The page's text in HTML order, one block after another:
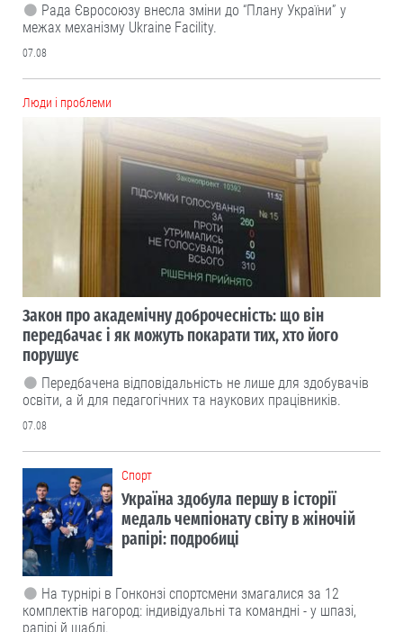
Рада Євросоюзу внесла зміни до “Плану України” у
межах механізму Ukraine Facility.
07.08
Люди і проблеми
Закон про академічну доброчесність: що він
передбачає і як можуть покарати тих, хто його
порушує
Передбачена відповідальність не лише для здобувачів
освіти, а й для педагогічних та наукових працівників.
07.08
Cпорт
Україна здобула першу в історії
медаль чемпіонату світу в жіночій
рапірі: подробиці
На турнірі в Гонконзі спортсмени змагалися за 12
комплектів нагород: індивідуальні та командні - у шпазі,
рапірі й шаблі.